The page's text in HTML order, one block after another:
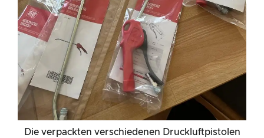
Die verpackten verschiedenen Druckluftpistolen